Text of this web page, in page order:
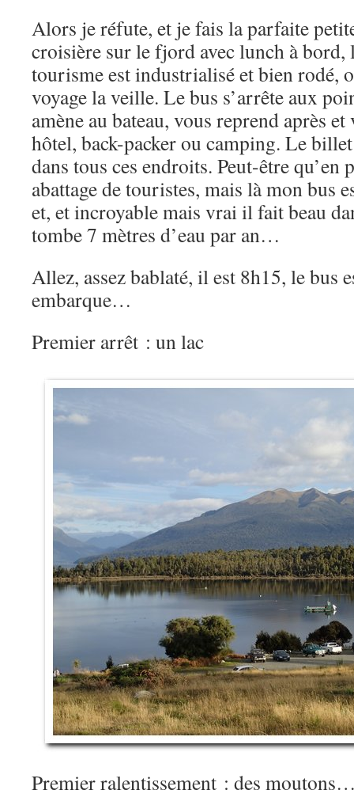
Alors je réfute, et je fais la parfaite
croisière sur le fjord avec lunch à
tourisme est industrialisé et bien rodé,
voyage la veille. Le bus s’arrête aux
amène au bateau, vous reprend après
hôtel, back-packer ou camping. Le billet
dans tous ces endroits. Peut-être qu’en
abattage de touristes, mais là mon bus
et, et incroyable mais vrai il fait beau
tombe 7 mètres d’eau par an…
Allez, assez bablaté, il est 8h15, le bus
embarque…
Premier arrêt : un lac
Premier ralentissement : des